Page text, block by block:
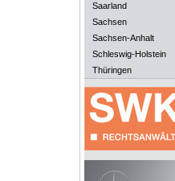
Saarland
Sachsen
Sachsen-Anhalt
Schleswig-Holstein
Thüringen